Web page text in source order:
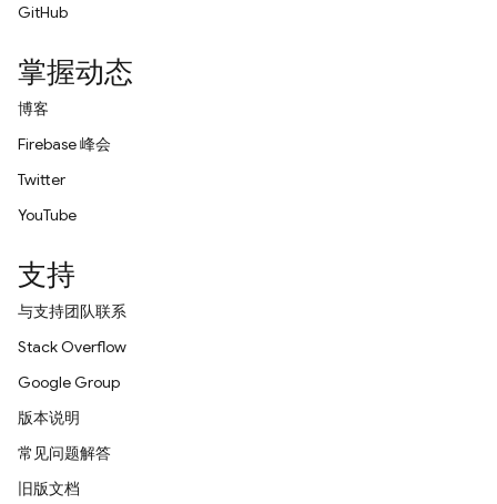
GitHub
掌握动态
博客
Firebase 峰会
Twitter
YouTube
支持
与支持团队联系
Stack Overflow
Google Group
版本说明
常见问题解答
旧版文档